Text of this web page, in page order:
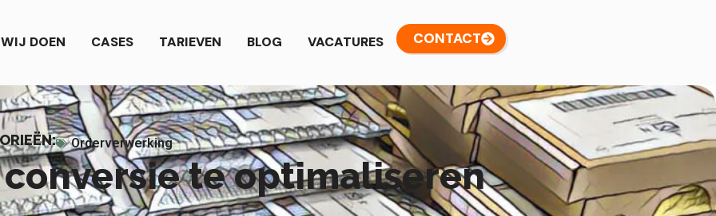
DOEN CASES TARIEVEN BLOG VACATURES CONTACT
Orderverwerking
conversie te optimaliseren